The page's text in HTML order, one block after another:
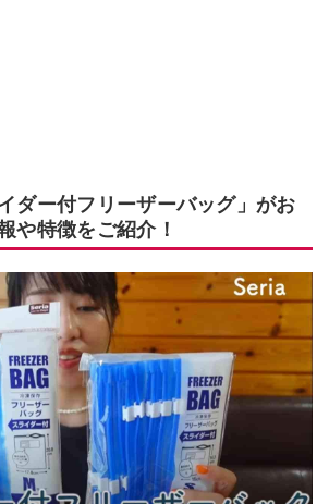
ダー付フリーザーバッグ」がお
や特徴をご紹介！